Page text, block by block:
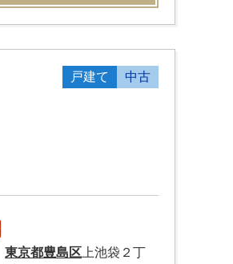
戸建て 中古
東京都豊島区 上池袋２丁